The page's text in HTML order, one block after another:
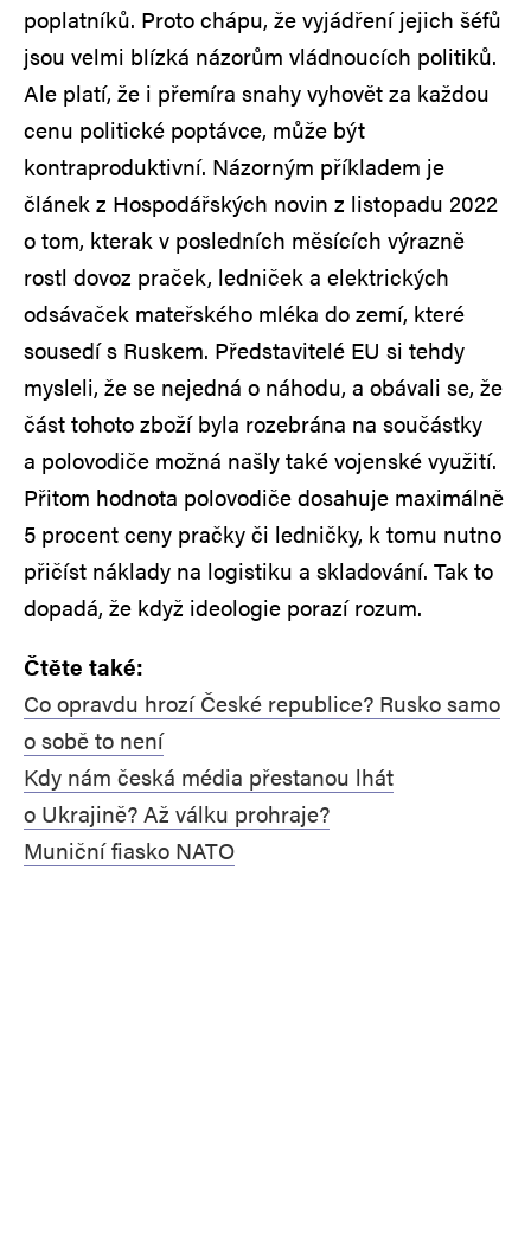
poplatníků. Proto chápu, že vyjádření jejich šéfů
jsou velmi blízká názorům vládnoucích politiků.
Ale platí, že i přemíra snahy vyhovět za každou
cenu politické poptávce, může být
kontraproduktivní. Názorným příkladem je
článek z Hospodářských novin z listopadu 2022
o tom, kterak v posledních měsících výrazně
rostl dovoz praček, ledniček a elektrických
odsávaček mateřského mléka do zemí, které
sousedí s Ruskem. Představitelé EU si tehdy
mysleli, že se nejedná o náhodu, a obávali se, že
část tohoto zboží byla rozebrána na součástky
a polovodiče možná našly také vojenské využití.
Přitom hodnota polovodiče dosahuje maximálně
5 procent ceny pračky či ledničky, k tomu nutno
přičíst náklady na logistiku a skladování. Tak to
dopadá, že když ideologie porazí rozum.
Čtěte také:
Co opravdu hrozí České republice? Rusko samo
o sobě to není
Kdy nám česká média přestanou lhát
o Ukrajině? Až válku prohraje?
Muniční fiasko NATO